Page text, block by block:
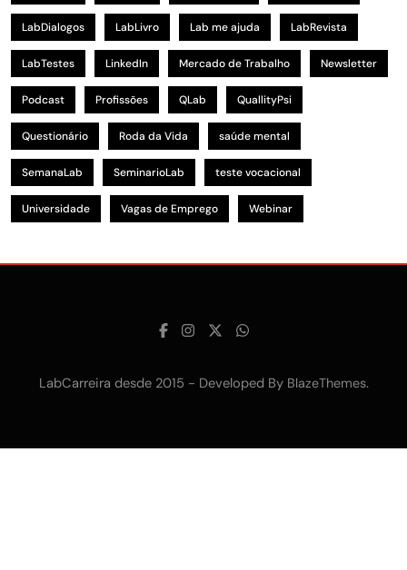
LabDialogos LabLivro Lab me ajuda LabRevista
LabTestes LinkedIn Mercado de Trabalho Newsletter
Podcast Profissões QLab QuallityPsi
Questionário Roda da Vida saúde mental
SemanaLab SeminarioLab teste vocacional
Universidade Vagas de Emprego Webinar
LabCarreira desde 2015 - Developed By BlazeThemes.